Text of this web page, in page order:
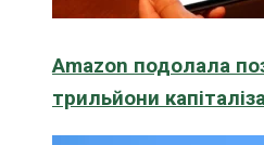
Amazon подолала
трильйони